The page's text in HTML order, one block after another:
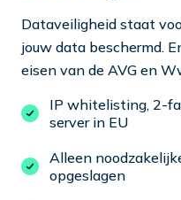
Dataveiligheid staat
jouw data beschermd.
eisen van de AVG en
IP whitelisting, 2-
server in EU
Alleen
opgeslagen